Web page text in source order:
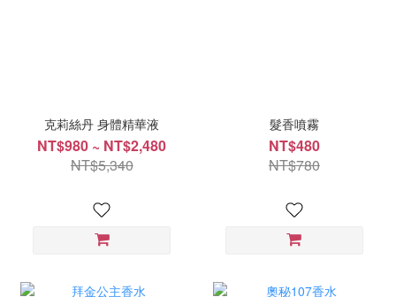
克莉絲丹 身體精華液
NT$980 ~ NT$2,480
NT$5,340
髮香噴霧
NT$480
NT$780